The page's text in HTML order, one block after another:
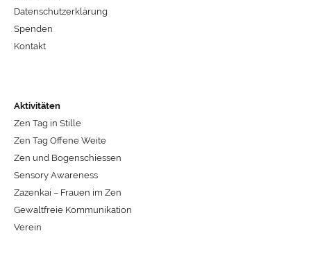
Datenschutzerklärung
Spenden
Kontakt
Aktivitäten
Zen Tag in Stille
Zen Tag Offene Weite
Zen und Bogenschiessen
Sensory Awareness
Zazenkai – Frauen im Zen
Gewaltfreie Kommunikation
Verein